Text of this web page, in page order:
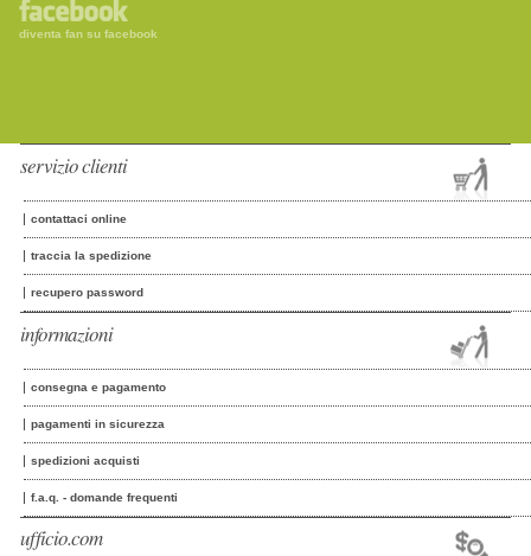
diventa fan su facebook
servizio clienti
contattaci online
traccia la spedizione
recupero password
informazioni
consegna e pagamento
pagamenti in sicurezza
spedizioni acquisti
f.a.q. - domande frequenti
ufficio.com